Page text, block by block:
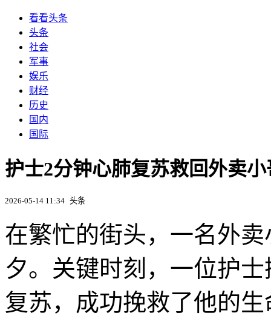
看看头条
头条
社会
军事
娱乐
财经
历史
国内
国际
护士2分钟心肺复苏救回外卖
2026-05-14 11:34 头条
在繁忙的街头，一名外
夕。关键时刻，一位护
复苏，成功挽救了他的